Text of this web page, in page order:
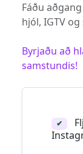
Fáðu
hjól, IGTV
Byrjaðu að
samstundis!
✔